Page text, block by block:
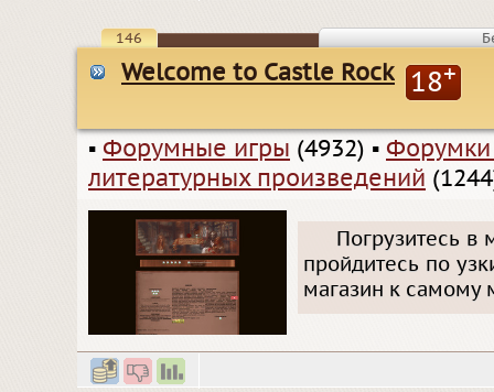
146
Welcome to Castle Rock 18+
▪ Форумные игры (4932) ▪
литературных произведений
Погрузитесь
пройдитесь по
магазин к самому